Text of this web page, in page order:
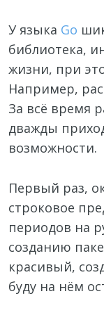
У языка Go
библиотека,
жизни, при
Например,
За всё время
дважды
возможности.
Первый раз,
строковое
периодов на
созданию
красивый,
буду на нём